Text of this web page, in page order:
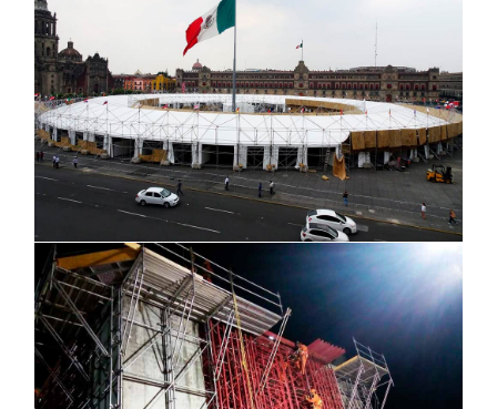
Base de turbina, Empalmes Sonora